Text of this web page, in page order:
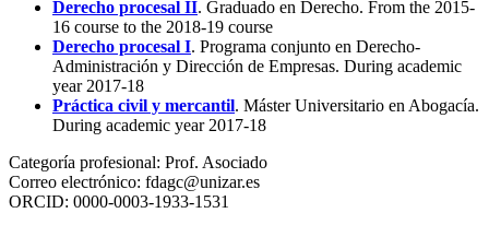
Derecho procesal II. Graduado en Derecho. From the 2015-
16 course to the 2018-19 course
Derecho procesal I. Programa conjunto en Derecho-
Administración y Dirección de Empresas. During academic
year 2017-18
Práctica civil y mercantil. Máster Universitario en Abogacía.
During academic year 2017-18
Categoría profesional: Prof. Asociado
Correo electrónico: fdagc@unizar.es
ORCID: 0000-0003-1933-1531